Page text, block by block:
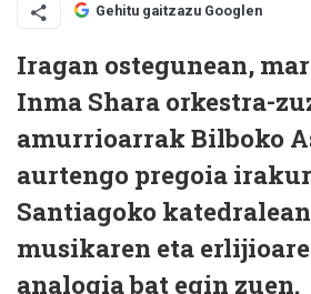
Gehitu gaitzazu Googlen
Iragan ostegunean,
Inma Shara orkestra-
amurrioarrak Bilboko
aurtengo pregoia
Santiagoko
musikaren eta
analogia bat egin zuen.